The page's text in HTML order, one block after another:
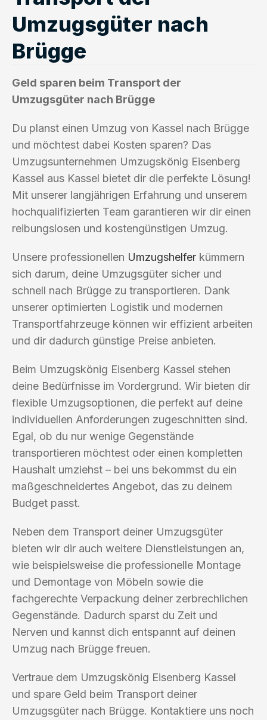
Umzugsgüter nach
Brügge
Geld sparen beim Transport der
Umzugsgüter nach Brügge
Du planst einen Umzug von Kassel nach Brügge
und möchtest dabei Kosten sparen? Das
Umzugsunternehmen Umzugskönig Eisenberg
Kassel aus Kassel bietet dir die perfekte Lösung!
Mit unserer langjährigen Erfahrung und unserem
hochqualifizierten Team garantieren wir dir einen
reibungslosen und kostengünstigen Umzug.
Unsere professionellen Umzugshelfer kümmern
sich darum, deine Umzugsgüter sicher und
schnell nach Brügge zu transportieren. Dank
unserer optimierten Logistik und modernen
Transportfahrzeuge können wir effizient arbeiten
und dir dadurch günstige Preise anbieten.
Beim Umzugskönig Eisenberg Kassel stehen
deine Bedürfnisse im Vordergrund. Wir bieten dir
flexible Umzugsoptionen, die perfekt auf deine
individuellen Anforderungen zugeschnitten sind.
Egal, ob du nur wenige Gegenstände
transportieren möchtest oder einen kompletten
Haushalt umziehst – bei uns bekommst du ein
maßgeschneidertes Angebot, das zu deinem
Budget passt.
Neben dem Transport deiner Umzugsgüter
bieten wir dir auch weitere Dienstleistungen an,
wie beispielsweise die professionelle Montage
und Demontage von Möbeln sowie die
fachgerechte Verpackung deiner zerbrechlichen
Gegenstände. Dadurch sparst du Zeit und
Nerven und kannst dich entspannt auf deinen
Umzug nach Brügge freuen.
Vertraue dem Umzugskönig Eisenberg Kassel
und spare Geld beim Transport deiner
Umzugsgüter nach Brügge. Kontaktiere uns noch